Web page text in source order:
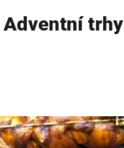
Adventní trhy